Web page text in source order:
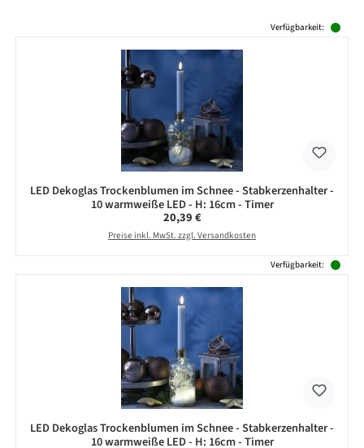
Verfügbarkeit:
LED Dekoglas Trockenblumen im Schnee - Stabkerzenhalter -
10 warmweiße LED - H: 16cm - Timer
Regulärer Preis:
20,39 €
Preise inkl. MwSt. zzgl. Versandkosten
Verfügbarkeit:
LED Dekoglas Trockenblumen im Schnee - Stabkerzenhalter -
10 warmweiße LED - H: 16cm - Timer